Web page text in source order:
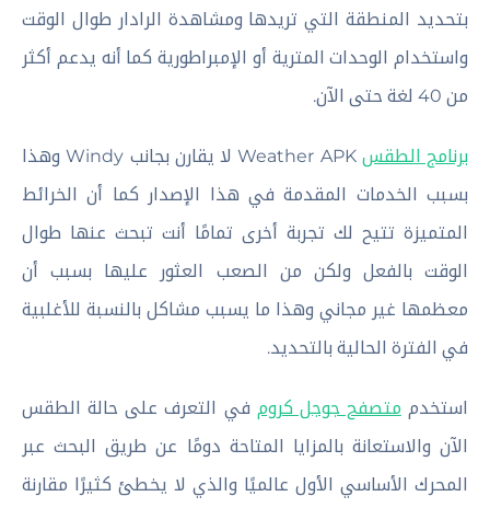
بتحديد المنطقة التي تريدها ومشاهدة الرادار طوال الوقت
واستخدام الوحدات المترية أو الإمبراطورية كما أنه يدعم أكثر
من 40 لغة حتى الآن.
برنامج الطقس
Weather APK لا يقارن بجانب Windy وهذا
بسبب الخدمات المقدمة في هذا الإصدار كما أن الخرائط
المتميزة تتيح لك تجربة أخرى تمامًا أنت تبحث عنها طوال
الوقت بالفعل ولكن من الصعب العثور عليها بسبب أن
معظمها غير مجاني وهذا ما يسبب مشاكل بالنسبة للأغلبية
في الفترة الحالية بالتحديد.
استخدم متصفح جوجل كروم في التعرف على حالة الطقس
الآن والاستعانة بالمزايا المتاحة دومًا عن طريق البحث عبر
المحرك الأساسي الأول عالميًا والذي لا يخطئ كثيرًا مقارنة